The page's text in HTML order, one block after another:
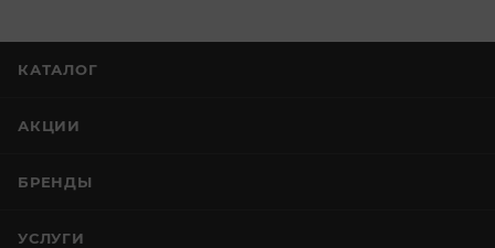
КАТАЛОГ
АКЦИИ
БРЕНДЫ
УСЛУГИ